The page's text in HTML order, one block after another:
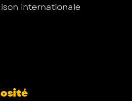
internationale